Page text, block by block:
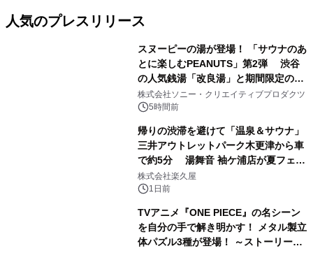
人気のプレスリリース
スヌーピーの湯が登場！ 「サウナのあ
とに楽しむPEANUTS」第2弾 渋谷
の人気銭湯「改良湯」と期間限定のコ
ラボレーション サウナイキタイコラ
ボグッズも発売決定！
株式会社ソニー・クリエイティブプロダクツ
5時間前
帰りの渋滞を避けて「温泉＆サウナ」
三井アウトレットパーク木更津から車
で約5分 湯舞音 袖ケ浦店が夏フェア
メニューを提供
株式会社楽久屋
1日前
TVアニメ『ONE PIECE』の名シーン
を自分の手で解き明かす！ メタル製立
体パズル3種が登場！ ～ストーリーと